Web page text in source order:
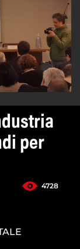
per
4728